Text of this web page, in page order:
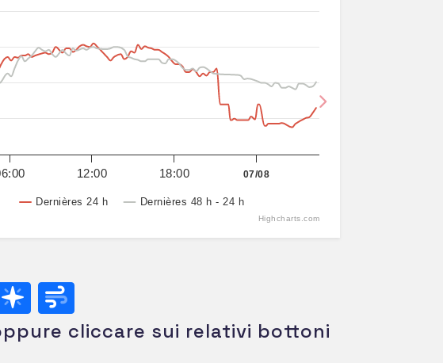
Dernières 24 h Dernières 48 h - 24 h
12:00 18:00 07/08
Highcharts.com
Next
cliccare sui relativi bottoni